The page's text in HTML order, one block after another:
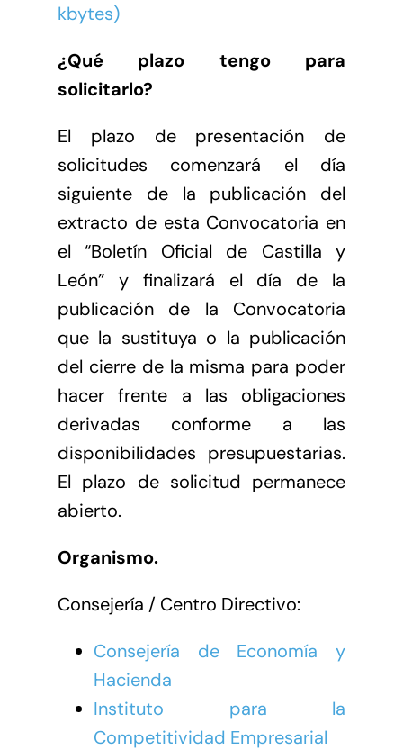
kbytes)
¿Qué plazo tengo para
solicitarlo?
El plazo de presentación de
solicitudes comenzará el día
siguiente de la publicación del
extracto de esta Convocatoria en
el “Boletín Oficial de Castilla y
León” y finalizará el día de la
publicación de la Convocatoria
que la sustituya o la publicación
del cierre de la misma para poder
hacer frente a las obligaciones
derivadas conforme a las
disponibilidades presupuestarias.
El plazo de solicitud permanece
abierto.
Organismo.
Consejería / Centro Directivo:
Consejería de Economía y
Hacienda
Instituto para la
Competitividad Empresarial